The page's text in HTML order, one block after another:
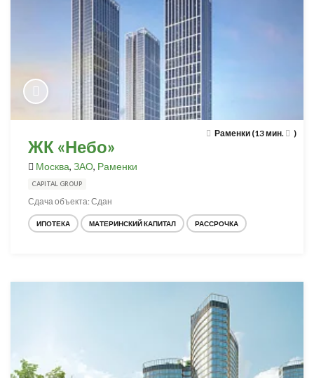
Раменки (13 мин. )
ЖК «Небо»
Москва, ЗАО, Раменки
CAPITAL GROUP
Сдача объекта: Сдан
ИПОТЕКА МАТЕРИНСКИЙ КАПИТАЛ РАССРОЧКА